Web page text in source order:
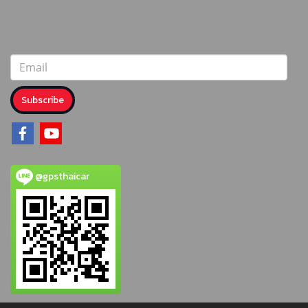
Subscribe
@gpsthaicar